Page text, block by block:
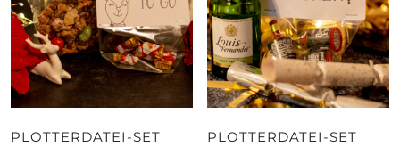
PLOTTERDATEI-SET
PLOTTERDATEI-SET